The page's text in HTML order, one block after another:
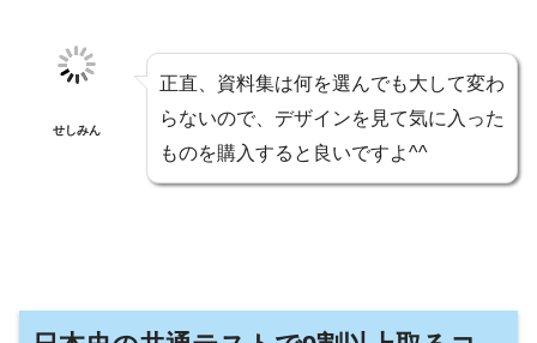
せしみん
正直、資料集は何を選んでも大して変わ
らないので、デザインを見て気に入った
ものを購入すると良いですよ^^